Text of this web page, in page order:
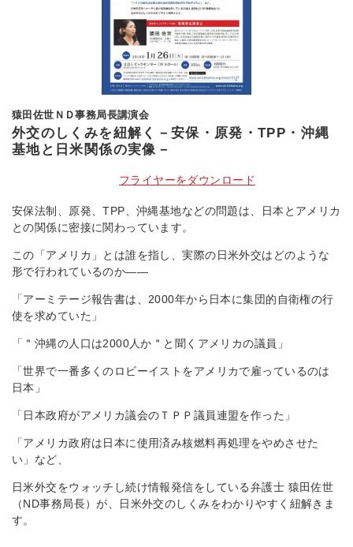
猿田佐世ＮＤ事務局長講演会
外交のしくみを紐解く－安保・原発・TPP・沖縄
基地と日米関係の実像－
フライヤーをダウンロード
安保法制、原発、TPP、沖縄基地などの問題は、日本とアメリカ
との関係に密接に関わっています。
この「アメリカ」とは誰を指し、実際の日米外交はどのような
形で行われているのか――
「アーミテージ報告書は、2000年から日本に集団的自衛権の行
使を求めていた」
「＂沖縄の人口は2000人か＂と聞くアメリカの議員」
「世界で一番多くのロビーイストをアメリカで雇っているのは
日本」
「日本政府がアメリカ議会のＴＰＰ議員連盟を作った」
「アメリカ政府は日本に使用済み核燃料再処理をやめさせた
い」など、
日米外交をウォッチし続け情報発信をしている弁護士 猿田佐世
（ND事務局長）が、日米外交のしくみをわかりやすく紐解きま
す。